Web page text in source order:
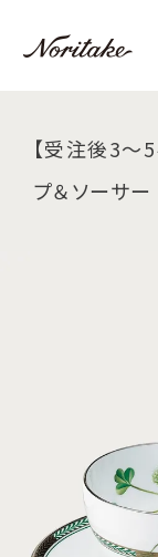
【受注後3～
プ＆ソーサー